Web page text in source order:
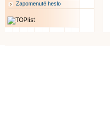
Zapomenuté heslo